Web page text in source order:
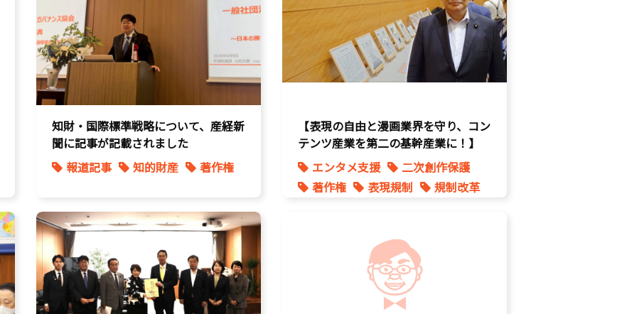
知財・国際標準戦略について、産経新
聞に記事が記載されました
報道記事
知的財産 著作権
【表現の自由と漫画業界を守り、コン
テンツ産業を第二の基幹産業に！】
エンタメ支援
二次創作保護
著作権
表現規制 規制改革